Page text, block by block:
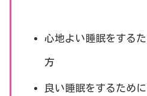
心地よい睡眠をする
方
良い睡眠をするため